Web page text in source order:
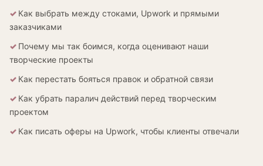
Как выбрать между стоками, Upwork и прямыми
заказчиками
Почему мы так боимся, когда оценивают наши
творческие проекты
Как перестать бояться правок и обратной связи
Как убрать паралич действий перед творческим
проектом
Как писать оферы на Upwork, чтобы клиенты отвечали